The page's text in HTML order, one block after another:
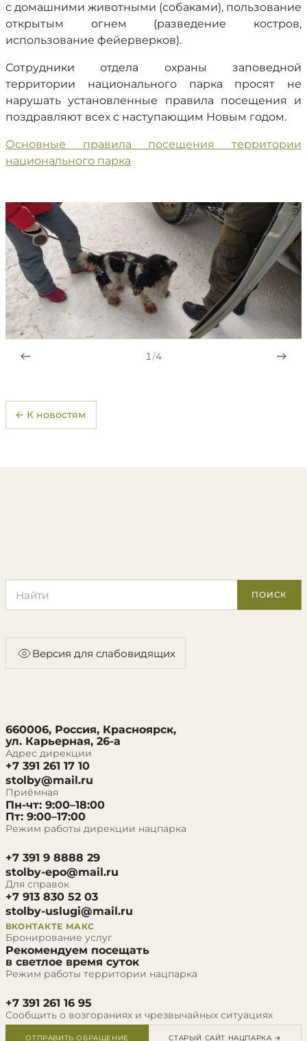
с домашними животными (собаками), пользование
открытым огнем (разведение костров,
использование фейерверков).
Сотрудники отдела охраны заповедной
территории национального парка просят не
нарушать установленные правила посещения и
поздравляют всех с наступающим Новым годом.
Основные правила посещения территории
национального парка
1/4
← К новостям
ПОИСК
Версия для слабовидящих
660006, Россия, Красноярск,
ул. Карьерная, 26-а
Адрес дирекции
+7 391 261 17 10
stolby@mail.ru
Приёмная
Пн-чт: 9:00–18:00
Пт: 9:00–17:00
Режим работы дирекции нацпарка
+7 391 9 8888 29
stolby-epo@mail.ru
Для справок
+7 913 830 52 03
stolby-uslugi@mail.ru
ВКОНТАКТЕ МАКС
Бронирование услуг
Рекомендуем посещать
в светлое время суток
Режим работы территории нацпарка
+7 391 261 16 95
Сообщить о возгораниях и чрезвычайных ситуациях
ОТПРАВИТЬ ОБРАЩЕНИЕ СТАРЫЙ САЙТ НАЦПАРКА →